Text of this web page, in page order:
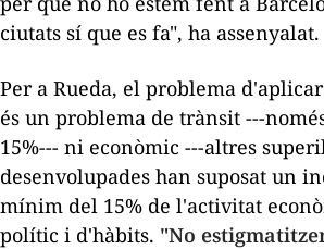
ciutats sí que es fa", ha assenyalat.
Per a Rueda, el problema
és un problema de trànsit ---
15%--- ni econòmic ---altres
desenvolupades han suposat un
mínim del 15% de l'activitat
polític i d'hàbits. "No